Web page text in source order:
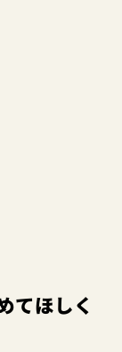
てほしく